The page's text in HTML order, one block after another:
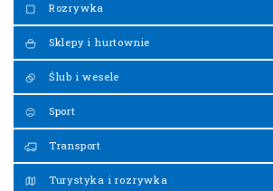
Rozrywka
Sklepy i hurtownie
Ślub i wesele
Sport
Transport
Turystyka i rozrywka